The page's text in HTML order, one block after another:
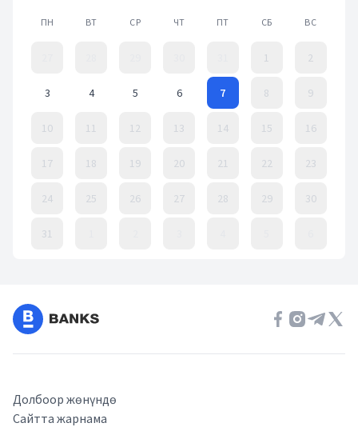
ПН ВТ СР ЧТ ПТ СБ ВС
1 2
3 4 5 6 7 8 9
10 11 12 13 14 15 16
17 18 19 20 21 22 23
24 25 26 27 28 29 30
31
Долбоор жөнүндө
Сайтта жарнама